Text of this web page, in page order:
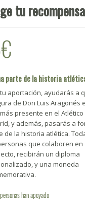
tu recompensa
parte de la historia
aportación, ayudarás a
de Don Luis Aragonés
presente en el Atlético
y además, pasarás a
de la historia atlética.
que colaboren en
recibirán un diploma
y una moneda
personashan apoyado